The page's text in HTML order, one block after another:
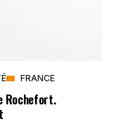
FRANCE
Rochefort.